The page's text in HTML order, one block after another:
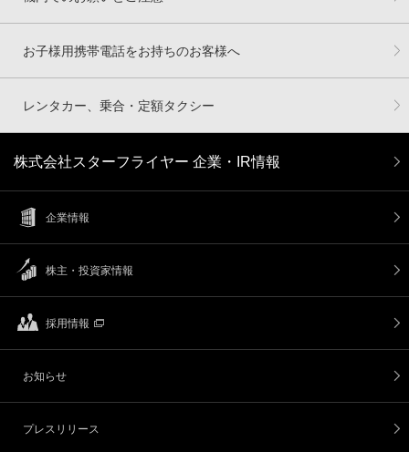
お子様用携帯電話をお持ちのお客様へ
レンタカー、乗合・定額タクシー
株式会社スターフライヤー 企業・IR情報
企業情報
株主・投資家情報
採用情報
お知らせ
プレスリリース